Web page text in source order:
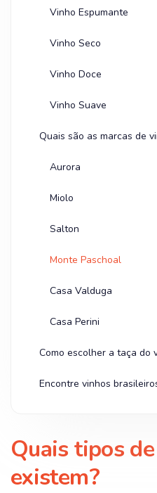
Vinho Espumante
Vinho Seco
Vinho Doce
Vinho Suave
Quais são as marcas de
Aurora
Miolo
Salton
Monte Paschoal
Casa Valduga
Casa Perini
Como escolher a taça do
Quais tipos
existem?